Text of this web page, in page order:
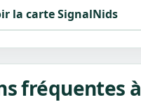
la carte SignalNids
fréquentes à